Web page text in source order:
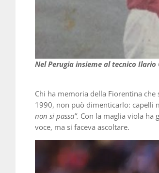
Nel Perugia insieme al tecnico Ilario
Chi ha memoria della Fiorentina che
1990, non può dimenticarlo: capelli
non si passa”. Con la maglia viola ha
voce, ma si faceva ascoltare.